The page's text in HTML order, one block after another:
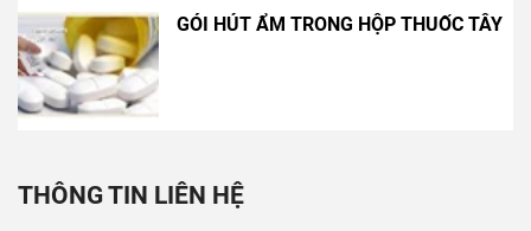
GÓI HÚT ẨM TRONG HỘP THUỐC TÂY
THÔNG TIN LIÊN HỆ